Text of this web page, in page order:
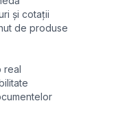
și cotații
de produse
real